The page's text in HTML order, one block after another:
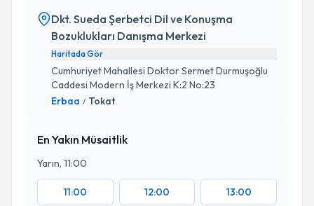
Dkt. Sueda Şerbetci Dil ve Konuşma
Bozuklukları Danışma Merkezi
Haritada Gör
Cumhuriyet Mahallesi Doktor Sermet Durmuşoğlu
Caddesi Modern İş Merkezi K:2 No:23
Erbaa / Tokat
En Yakın Müsaitlik
Yarın, 11:00
11:00 12:00 13:00